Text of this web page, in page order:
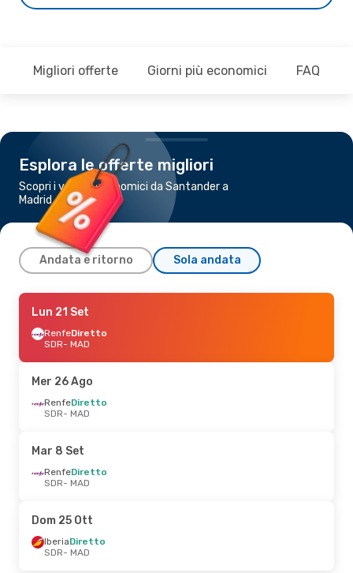
Migliori offerte Giorni più economici FAQ
Esplora le offerte migliori
Scopri i voli più economici da Santander a
Madrid
Andata e ritorno Sola andata
Ven 28 Ago
IberiaDiretto
SDR- MAD
MAD- SDR
Sab 5 Set- Dom 6 Set
IberiaDiretto
MAD - SDR
Lun 21 Set
RenfeDiretto
SDR- MAD
Mer 26 Ago
RenfeDiretto
SDR- MAD
Mar 8 Set
RenfeDiretto
SDR- MAD
Dom 25 Ott
IberiaDiretto
SDR- MAD